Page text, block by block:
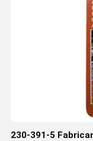
230-391-5